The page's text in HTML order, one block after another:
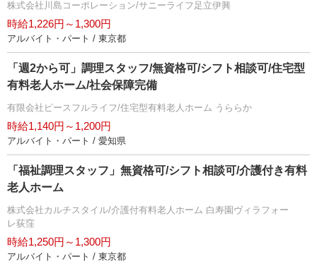
株式会社川島コーポレーション/サニーライフ足立伊興
時給1,226円～1,300円
アルバイト・パート / 東京都
「週2から可」調理スタッフ/無資格可/シフト相談可/住宅型
有料老人ホーム/社会保障完備
有限会社ピースフルライフ/住宅型有料老人ホーム うららか
時給1,140円～1,200円
アルバイト・パート / 愛知県
「福祉調理スタッフ」無資格可/シフト相談可/介護付き有料
老人ホーム
株式会社カルチスタイル/介護付有料老人ホーム 白寿園ヴィラフォー
レ荻窪
時給1,250円～1,300円
アルバイト・パート / 東京都